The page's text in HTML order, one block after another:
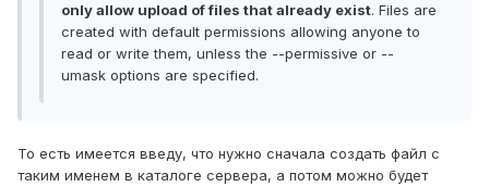
only allow upload of files that already exist. Files are
created with default permissions allowing anyone to
read or write them, unless the --permissive or --
umask options are specified.
То есть имеется введу, что нужно сначала создать файл с
таким именем в каталоге сервера, а потом можно будет